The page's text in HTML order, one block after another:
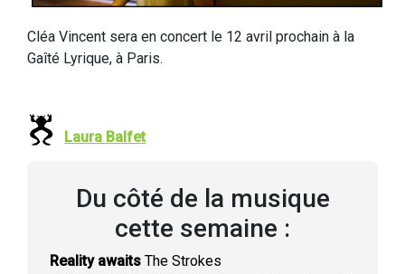
Cléa Vincent sera en concert le 12 avril prochain à la
Gaîté Lyrique, à Paris.
Laura Balfet
Du côté de la musique
cette semaine :
Reality awaits The Strokes